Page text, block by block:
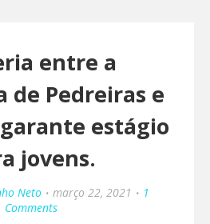
entre a
de Pedreiras e
estágio
jovens.
Neto março 22, 2021
1
Comments